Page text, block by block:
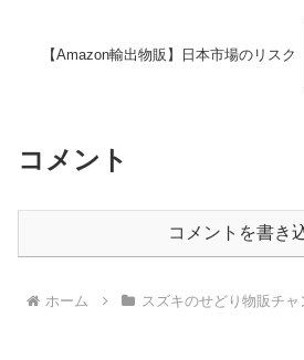
【Amazon輸出物販】日本市場のリスク
コメント
コメントを書き
ホーム スズキのせどり物販チャ